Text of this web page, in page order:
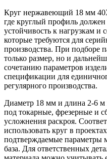
Круг нержавеющий 18 мм
где круглый профиль должен
устойчивость к нагрузкам и
которые требуются для
производства. При подборе
только размер, но и
сочетанию параметров
спецификации для
регулярного производства.
Диаметр 18 мм и длина 2-6 м
под токарные, фрезерные и
усложнения раскроя.
использовать круг в
подтверждаемые параметры
база. Для ответственных